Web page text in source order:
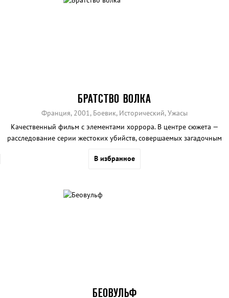
БРАТСТВО ВОЛКА
Франция, 2001, Боевик, Исторический, Ужасы
Качественный фильм с элементами хоррора. В центре сюжета —
расследование серии жестоких убийств, совершаемых загадочным
В избранное
БЕОВУЛЬФ